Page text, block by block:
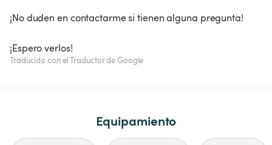
¡No duden en contactarme si tienen alguna pregunta!
¡Espero verlos!
Traducido con el Traductor de Google
Equipamiento